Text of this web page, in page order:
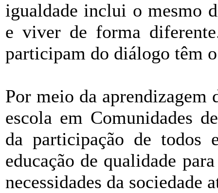
igualdade inclui o mesmo
e viver de forma
participam do diálogo têm
Por meio da aprendizagem
escola em Comunidades
da participação de todos
educação de qualidade
necessidades da sociedade